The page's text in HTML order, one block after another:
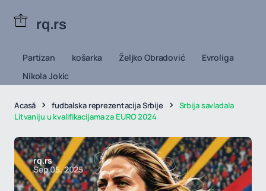
rq.rs
Partizan košarka Željko Obradović
Evroliga
Nikola Jokic
Acasă fudbalska reprezentacija Srbije
Srbija savladala
Litvaniju u kvalifikacijama za EURO 2024
rq.rs
Sep 05, 2025